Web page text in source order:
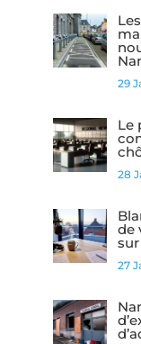
29
Le
28
de
sur
27